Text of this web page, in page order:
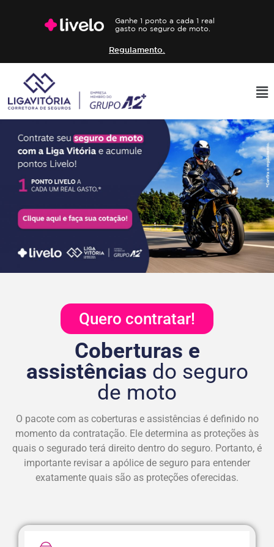
Ganhe 1 ponto a cada 1 real
gasto no seguro de moto.
Regulamento.
Quero contratar!
Coberturas e
assistências do seguro
de moto
O pacote com as coberturas e assistências é definido no
momento da contratação. Ele determina as proteções às
quais o segurado terá direito dentro do seguro. Portanto, é
importante revisar a apólice de seguro para entender
exatamente quais são as proteções oferecidas.